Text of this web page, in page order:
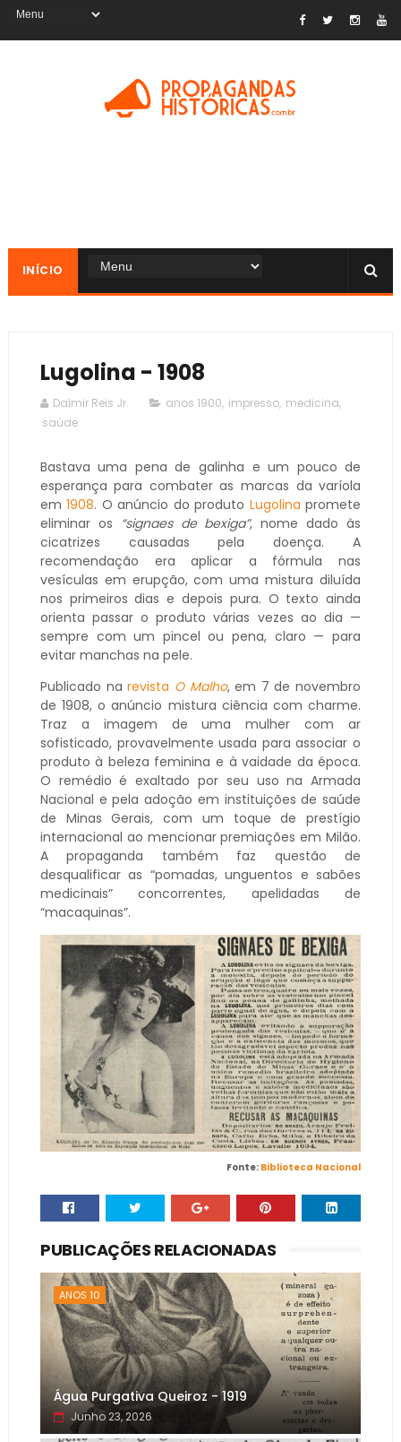
INÍCIO
Lugolina - 1908
Dalmir Reis Jr. anos 1900, impresso, medicina,
saúde
Bastava uma pena de galinha e um pouco de
esperança para combater as marcas da varíola
em1908. O anúncio do produto Lugolina promete
eliminar os “signaes de bexiga”, nome dado às
cicatrizes causadas pela doença. A
recomendação era aplicar a fórmula nas
vesículas em erupção, com uma mistura diluída
nos primeiros dias e depois pura. O texto ainda
orienta passar o produto várias vezes ao dia —
sempre com um pincel ou pena, claro — para
evitar manchas na pele.
Publicado narevista O Malho, em 7 de novembro
de 1908, o anúncio mistura ciência com charme.
Traz a imagem de uma mulher com ar
sofisticado, provavelmente usada para associar o
produto à beleza feminina e à vaidade da época.
O remédio é exaltado por seu uso na Armada
Nacional e pela adoção em instituições de saúde
de Minas Gerais, com um toque de prestígio
internacional ao mencionar premiações em Milão.
A propaganda também faz questão de
desqualificar as “pomadas, unguentos e sabões
medicinais” concorrentes, apelidadas de
“macaquinas”.
Fonte: Biblioteca Nacional
PUBLICAÇÕES RELACIONADAS
ANOS 10
Água Purgativa Queiroz - 1919
Junho 23, 2026